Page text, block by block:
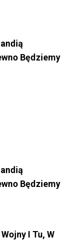
Będziemy
Będziemy
I Tu, W